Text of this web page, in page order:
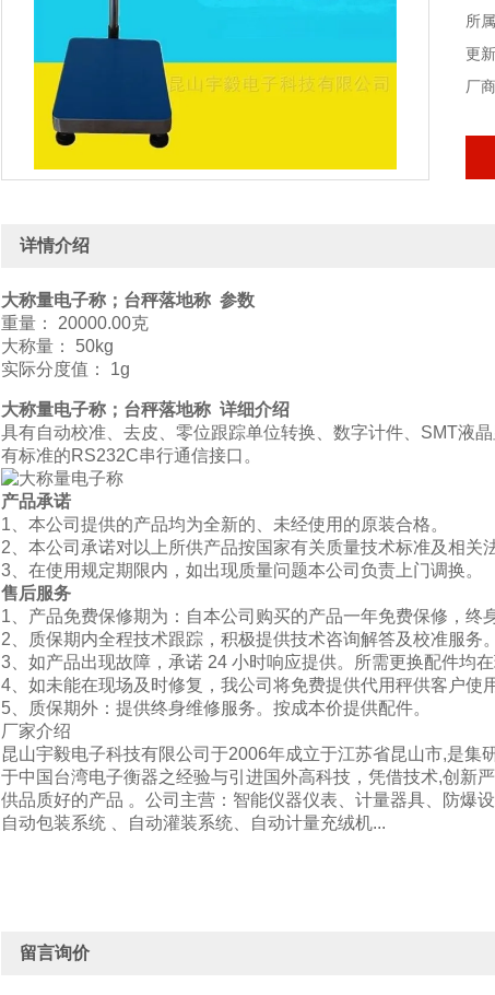
所
更
厂
详情介绍
大称量电子称 ；台秤落地称 参数
重量： 20000.00克
大称量： 50kg
实际分度值： 1g
大称量电子称 ；台秤落地称 详细介绍
具有自动校准、去皮、零位跟踪单位转换、数字计件、SMT液
有标准的RS232C串行通信接口。
产品承诺
1、本公司提供的产品均为全新的、未经使用的原装合格。
2、本公司承诺对以上所供产品按国家有关质量技术标准及相关
3、在使用规定期限内，如出现质量问题本公司负责上门调换。
售后服务
1、产品免费保修期为：自本公司购买的产品一年免费保修，终
2、质保期内全程技术跟踪，积极提供技术咨询解答及
3、如产品出现故障，承诺 24 小时响应提供。所需更换配件均
4、如未能在现场及时修复，我公司将免费提供代用秤供客户使用
5、质保期外：提供终身维修服务。按成本价提供配件。
厂家介绍
昆山宇毅电子科技有限公司于2006年成立于江苏省昆山市,是
于中国台湾电子衡器之经验与引进国外高科技，凭借技术,创新
供品质好的产品 。公司主营：智能仪器仪表、计量器具、防爆
自动包装系统 、自动灌装系统、自动计量充绒机...
留言询价